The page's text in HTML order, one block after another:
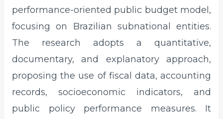
performance-oriented public budget model,
focusing on Brazilian subnational entities.
The research adopts a quantitative,
documentary, and explanatory approach,
proposing the use of fiscal data, accounting
records, socioeconomic indicators, and
public policy performance measures. It